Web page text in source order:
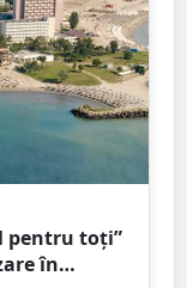
pentru toţi”
în